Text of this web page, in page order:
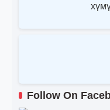
Follow On